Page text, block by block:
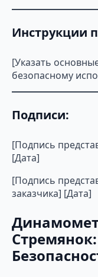
Инструкции
[Указать
безопасному
Подписи:
[Подпись
[Дата]
[Подпись
заказчика] [Дата]